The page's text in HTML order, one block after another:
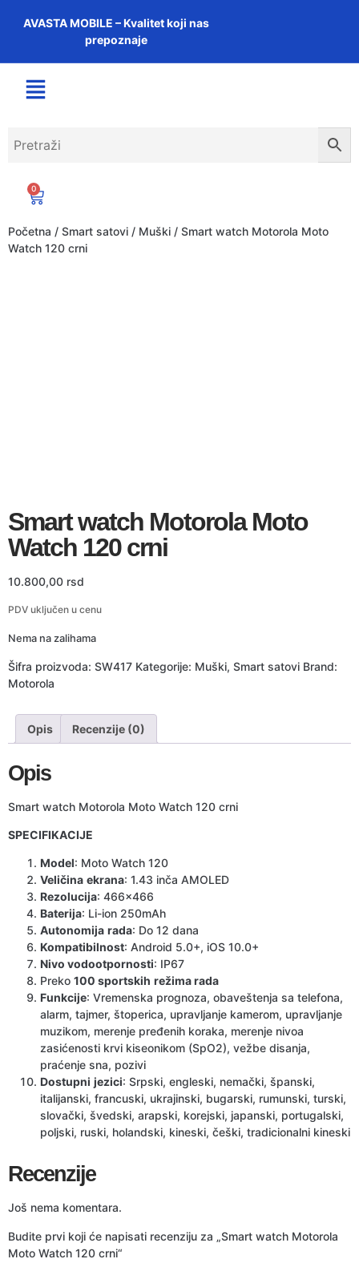
AVASTA MOBILE – Kvalitet koji nas
prepoznaje
0
Početna / Smart satovi / Muški / Smart watch Motorola Moto
Watch 120 crni
Smart watch Motorola Moto
Watch 120 crni
10.800,00 rsd
PDV uključen u cenu
Nema na zalihama
Šifra proizvoda: SW417 Kategorije: Muški, Smart satovi Brand:
Motorola
Opis Recenzije (0)
Opis
Smart watch Motorola Moto Watch 120 crni
SPECIFIKACIJE
Model: Moto Watch 120
Veličina ekrana: 1.43 inča AMOLED
Rezolucija: 466×466
Baterija: Li-ion 250mAh
Autonomija rada: Do 12 dana
Kompatibilnost: Android 5.0+, iOS 10.0+
Nivo vodootpornosti: IP67
Preko 100 sportskih režima rada
Funkcije: Vremenska prognoza, obaveštenja sa telefona,
alarm, tajmer, štoperica, upravljanje kamerom, upravljanje
muzikom, merenje pređenih koraka, merenje nivoa
zasićenosti krvi kiseonikom (SpO2), vežbe disanja,
praćenje sna, pozivi
Dostupni jezici: Srpski, engleski, nemački, španski,
italijanski, francuski, ukrajinski, bugarski, rumunski, turski,
slovački, švedski, arapski, korejski, japanski, portugalski,
poljski, ruski, holandski, kineski, češki, tradicionalni kineski
Recenzije
Još nema komentara.
Budite prvi koji će napisati recenziju za „Smart watch Motorola
Moto Watch 120 crni“